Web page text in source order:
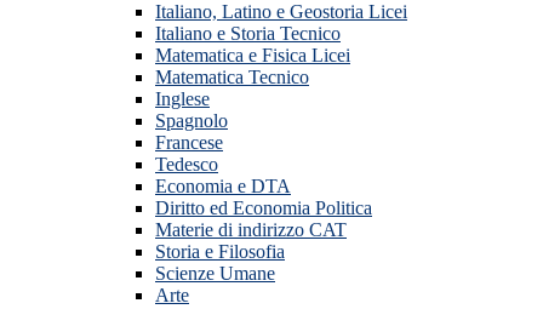
Italiano, Latino e Geostoria Licei
Italiano e Storia Tecnico
Matematica e Fisica Licei
Matematica Tecnico
Inglese
Spagnolo
Francese
Tedesco
Economia e DTA
Diritto ed Economia Politica
Materie di indirizzo CAT
Storia e Filosofia
Scienze Umane
Arte